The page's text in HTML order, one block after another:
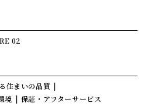
02
住まいの品質
境
保証・アフターサービス